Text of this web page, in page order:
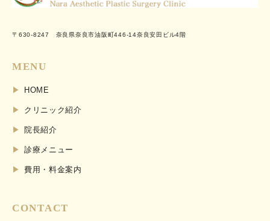
〒630-8247 奈良県奈良市油阪町446-14奈良安田ビル4階
MENU
HOME
クリニック紹介
院長紹介
診療メニュー
費用・料金案内
CONTACT